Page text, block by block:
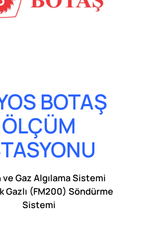
BOTAŞ
ÖLÇÜM
ve Gaz Algılama Sistemi
Gazlı (FM200) Söndürme
Sistemi